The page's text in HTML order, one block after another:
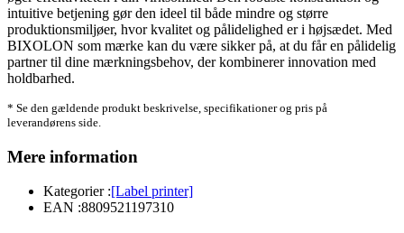
intuitive betjening gør den ideel til både mindre og større
produktionsmiljøer, hvor kvalitet og pålidelighed er i højsædet. Med
BIXOLON som mærke kan du være sikker på, at du får en pålidelig
partner til dine mærkningsbehov, der kombinerer innovation med
holdbarhed.
* Se den gældende produkt beskrivelse, specifikationer og pris på
leverandørens side.
Mere information
Kategorier :[Label printer]
EAN :8809521197310